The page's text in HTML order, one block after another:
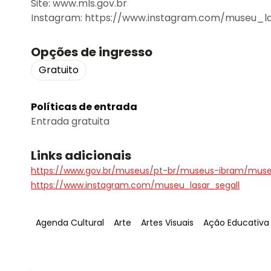
Site: www.mls.gov.br
Instagram: https://www.instagram.com/
Opções de ingresso
Gratuito
Políticas de entrada
Entrada gratuita
Links adicionais
https://www.gov.br/museus/pt-br/museus-ibram/
https://www.instagram.com/museu_lasar_segall
Tag:
Agenda Cultural Tag:
Arte Tag:
Artes Visuais Tag:
Ação Educativa